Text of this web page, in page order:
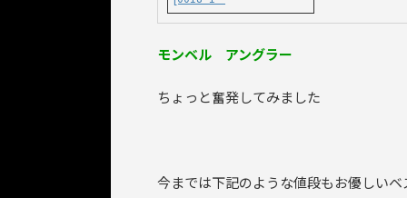
モンベル アングラー
ちょっと奮発してみました
今までは下記のような値段もお優しいベ